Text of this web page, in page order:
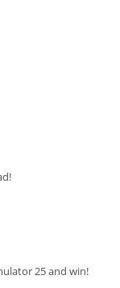
25 and win!